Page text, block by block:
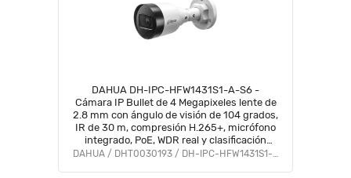
DAHUA DH-IPC-HFW1431S1-A-S6 -
Cámara IP Bullet de 4 Megapixeles lente de
2.8 mm con ángulo de visión de 104 grados,
IR de 30 m, compresión H.265+, micrófono
integrado, PoE, WDR real y clasificación
IP67, ideal para monitoreo exterior.
DAHUA / DHT0030193 / DH-IPC-HFW1431S1-A-S6